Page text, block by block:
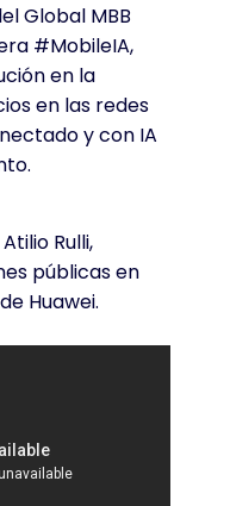
Global MBB
#MobileIA,
en la
en las redes
y con IA
Rulli,
públicas en
Huawei.